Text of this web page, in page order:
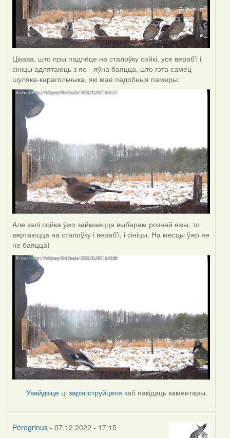
Цікава, што пры падлёце на сталоўку сойкі, усе вераб'і і
сініцы адлятаюць з яе - яўна баяцца, што гэта самец
шуляка-карагольчыка, які мае падобныя памеры:
Але калі сойка ўжо займаецца выбарам рознай ежы, то
вяртаюцца на сталоўку і вераб'і, і сініцы. На месцы ўжо яе
не баяцца)
Увайдзіце цізарэгіструйцеся каб пакідаць каментары.
Peregrinus- 07.12.2022 - 17:15